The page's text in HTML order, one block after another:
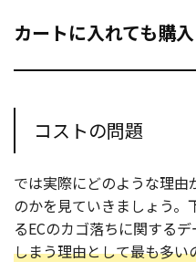
カートに入れても購
コストの問題
では実際にどのような理
のかを見ていきましょう。
るECのカゴ落ちに関するデ
しまう理由として最も多い